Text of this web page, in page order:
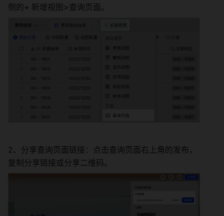
侧的+ 新增视图>查询页面。
2、分享查询页面链接：点击查询页面右上角的发布，
复制分享链接或分享二维码。